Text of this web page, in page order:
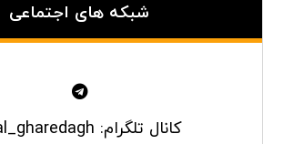
شبکه های اجتماعی
کانال تلگرام: asal_gharedagh